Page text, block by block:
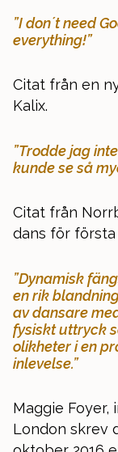
”I don´t need
everything!”
Citat från en
Kalix.
”Trodde jag
kunde se så
Citat från
dans för första
”Dynamisk
en rik
av dansare
fysiskt uttryck
olikheter i en
inlevelse.”
Maggie
London skrev